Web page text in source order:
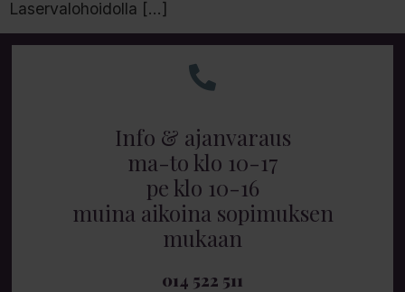
Laservalohoidolla […]
Info & ajanvaraus
ma-to klo 10-17
pe klo 10-16
muina aikoina sopimuksen
mukaan
014 522 511